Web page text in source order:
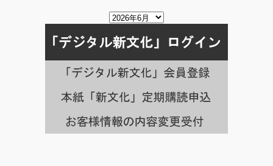
掲
月
別
の
事
一
覧